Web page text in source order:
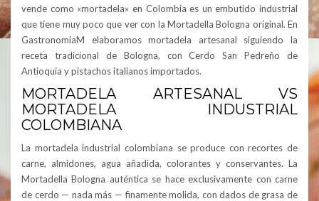
vende como «mortadela» en Colombia es un embutido industrial
que tiene muy poco que ver con la Mortadella Bologna original. En
GastronomiaM elaboramos mortadela artesanal siguiendo la
receta tradicional de Bologna, con Cerdo San Pedreño de
Antioquia y pistachos italianos importados.
MORTADELA ARTESANAL VS
MORTADELA INDUSTRIAL
COLOMBIANA
La mortadela industrial colombiana se produce con recortes de
carne, almidones, agua añadida, colorantes y conservantes. La
Mortadella Bologna auténtica se hace exclusivamente con carne
de cerdo — nada más — finamente molida, con dados de grasa de